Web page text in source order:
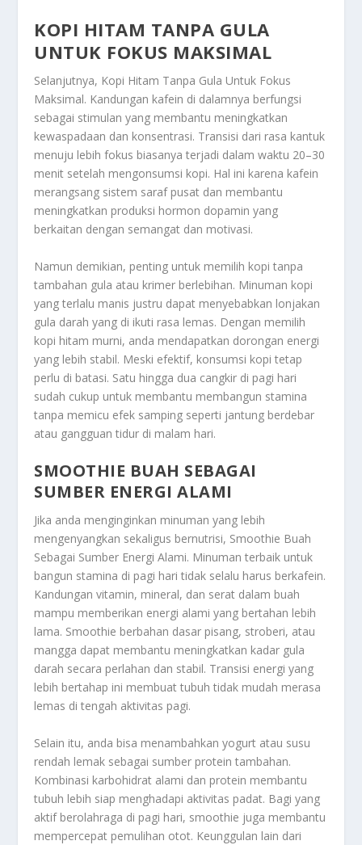
KOPI HITAM TANPA GULA
UNTUK FOKUS MAKSIMAL
Selanjutnya, Kopi Hitam Tanpa Gula Untuk Fokus
Maksimal. Kandungan kafein di dalamnya berfungsi
sebagai stimulan yang membantu meningkatkan
kewaspadaan dan konsentrasi. Transisi dari rasa kantuk
menuju lebih fokus biasanya terjadi dalam waktu 20–30
menit setelah mengonsumsi kopi. Hal ini karena kafein
merangsang sistem saraf pusat dan membantu
meningkatkan produksi hormon dopamin yang
berkaitan dengan semangat dan motivasi.
Namun demikian, penting untuk memilih kopi tanpa
tambahan gula atau krimer berlebihan. Minuman kopi
yang terlalu manis justru dapat menyebabkan lonjakan
gula darah yang di ikuti rasa lemas. Dengan memilih
kopi hitam murni, anda mendapatkan dorongan energi
yang lebih stabil. Meski efektif, konsumsi kopi tetap
perlu di batasi. Satu hingga dua cangkir di pagi hari
sudah cukup untuk membantu membangun stamina
tanpa memicu efek samping seperti jantung berdebar
atau gangguan tidur di malam hari.
SMOOTHIE BUAH SEBAGAI
SUMBER ENERGI ALAMI
Jika anda menginginkan minuman yang lebih
mengenyangkan sekaligus bernutrisi, Smoothie Buah
Sebagai Sumber Energi Alami. Minuman terbaik untuk
bangun stamina di pagi hari tidak selalu harus berkafein.
Kandungan vitamin, mineral, dan serat dalam buah
mampu memberikan energi alami yang bertahan lebih
lama. Smoothie berbahan dasar pisang, stroberi, atau
mangga dapat membantu meningkatkan kadar gula
darah secara perlahan dan stabil. Transisi energi yang
lebih bertahap ini membuat tubuh tidak mudah merasa
lemas di tengah aktivitas pagi.
Selain itu, anda bisa menambahkan yogurt atau susu
rendah lemak sebagai sumber protein tambahan.
Kombinasi karbohidrat alami dan protein membantu
tubuh lebih siap menghadapi aktivitas padat. Bagi yang
aktif berolahraga di pagi hari, smoothie juga membantu
mempercepat pemulihan otot. Keunggulan lain dari